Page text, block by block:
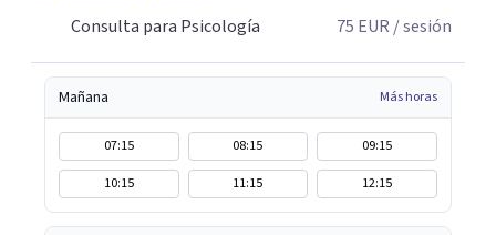
Consulta para Psicología
75 EUR / sesión
Mañana Más horas
07:15 08:15
09:15
10:15
11:15 12:15